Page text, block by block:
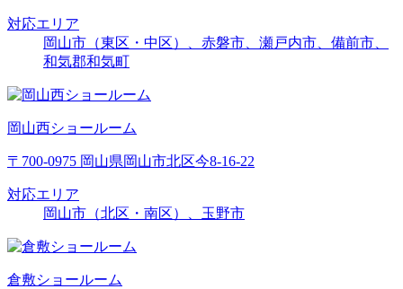
対応エリア
岡山市（東区・中区）、赤磐市、瀬戸内市、備前市、
和気郡和気町
岡山西ショールーム
〒700-0975 岡山県岡山市北区今8-16-22
対応エリア
岡山市（北区・南区）、玉野市
倉敷ショールーム